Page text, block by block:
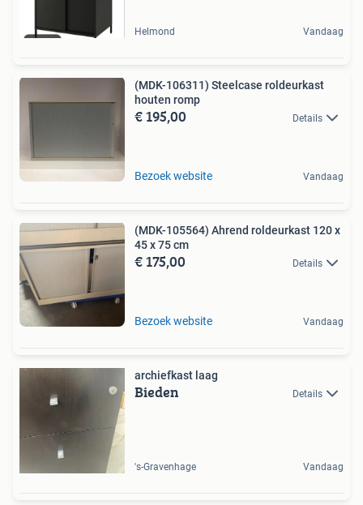
Helmond Vandaag
(MDK-106311) Steelcase roldeurkast
houten romp
€ 195,00 Details
Bezoek website Vandaag
(MDK-105564) Ahrend roldeurkast 120 x
45 x 75 cm
€ 175,00 Details
Bezoek website Vandaag
archiefkast laag
Bieden Details
's-Gravenhage Vandaag